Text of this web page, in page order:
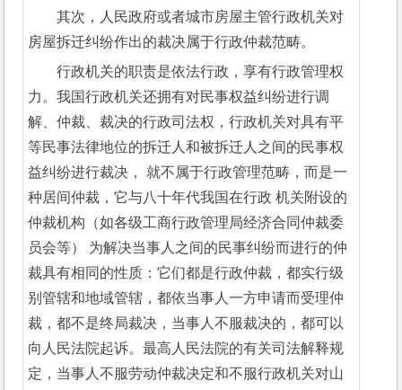
其次，人民政府或者城市房屋主管行政机关对
房屋拆迁纠纷作出的裁决属于行政仲裁范畴。
行政机关的职责是依法行政，享有行政管理权
力。我国行政机关还拥有对民事权益纠纷进行调
解、仲裁、裁决的行政司法权，行政机关对具有平
等民事法律地位的拆迁人和被拆迁人之间的民事权
益纠纷进行裁决， 就不属于行政管理范畴，而是一
种居间仲裁，它与八十年代我国在行政 机关附设的
仲裁机构（如各级工商行政管理局经济合同仲裁委
员会等） 为解决当事人之间的民事纠纷而进行的仲
裁具有相同的性质：它们都是行政仲裁，都实行级
别管辖和地域管辖，都依当事人一方申请而受理仲
裁，都不是终局裁决，当事人不服裁决的，都可以
向人民法院起诉。最高人民法院的有关司法解释规
定，当事人不服劳动仲裁决定和不服行政机关对山